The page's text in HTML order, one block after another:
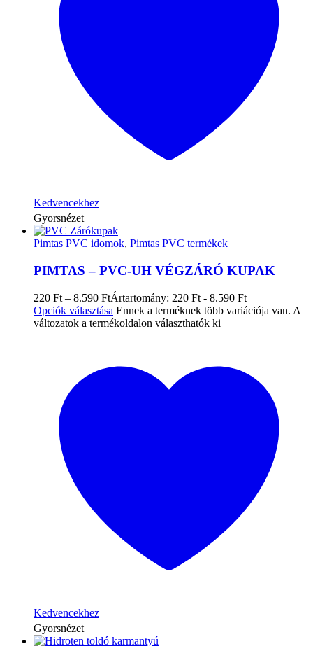
Kedvencekhez
Gyorsnézet
Pimtas PVC idomok, Pimtas PVC termékek
PIMTAS – PVC-UH VÉGZÁRÓ KUPAK
220 Ft – 8.590 FtÁrtartomány: 220 Ft - 8.590 Ft
Opciók választása Ennek a terméknek több variációja van. A
változatok a termékoldalon választhatók ki
Kedvencekhez
Gyorsnézet